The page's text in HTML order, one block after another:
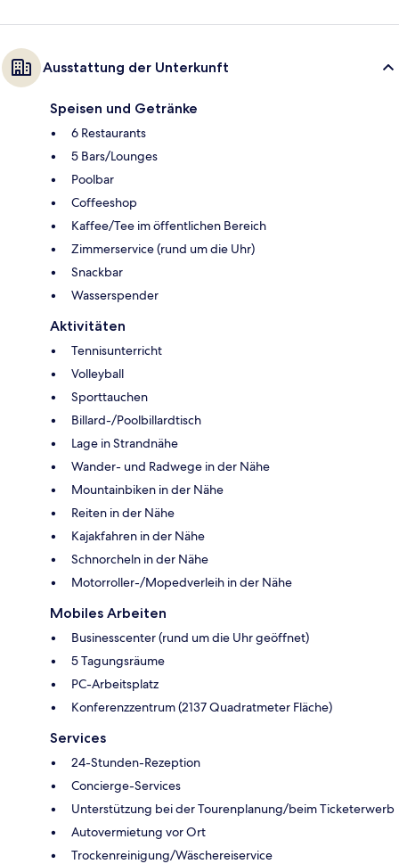
Ausstattung der Unterkunft
Speisen und Getränke
6 Restaurants
5 Bars/Lounges
Poolbar
Coffeeshop
Kaffee/Tee im öffentlichen Bereich
Zimmerservice (rund um die Uhr)
Snackbar
Wasserspender
Aktivitäten
Tennisunterricht
Volleyball
Sporttauchen
Billard-/Poolbillardtisch
Lage in Strandnähe
Wander- und Radwege in der Nähe
Mountainbiken in der Nähe
Reiten in der Nähe
Kajakfahren in der Nähe
Schnorcheln in der Nähe
Motorroller-/Mopedverleih in der Nähe
Mobiles Arbeiten
Businesscenter (rund um die Uhr geöffnet)
5 Tagungsräume
PC-Arbeitsplatz
Konferenzzentrum (2137 Quadratmeter Fläche)
Services
24-Stunden-Rezeption
Concierge-Services
Unterstützung bei der Tourenplanung/beim Ticketerwerb
Autovermietung vor Ort
Trockenreinigung/Wäschereiservice